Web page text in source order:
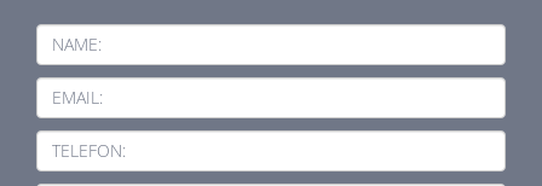
NAME:
EMAIL:
TELEFON: